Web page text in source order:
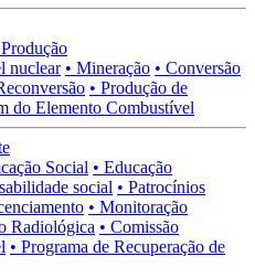
Produção
nuclear • Mineração • Conversão
• Produção de
do Elemento Combustível
Social • Educação
social • Patrocínios
• Monitoração
Radiológica • Comissão
• Programa de Recuperação de